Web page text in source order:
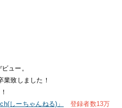
ュー。
業致しました！
しーちゃんねる)」
登録者数13万